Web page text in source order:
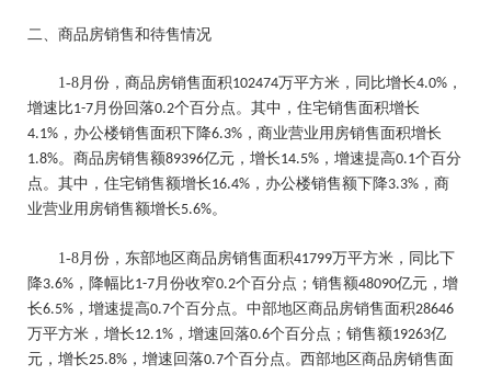
二、商品房销售和待售情况
1-8月份，商品房销售面积102474万平方米，同比增长4.0% ，
增速比1-7月份回落0.2个百分点。其中，住宅销售面积增长
4.1% ，办公楼销售面积下降6.3% ，商业营业用房销售面积增长
1.8%。商品房销售额89396亿元，增长14.5% ，增速提高0.1个百分
点。其中，住宅销售额增长16.4% ，办公楼销售额下降3.3% ，商
业营业用房销售额增长5.6%。
1-8月份，东部地区商品房销售面积41799万平方米，同比下
降3.6% ，降幅比1-7月份收窄0.2个百分点；销售额48090亿元，增
长6.5% ，增速提高0.7个百分点。中部地区商品房销售面积28646
万平方米，增长12.1% ，增速回落0.6个百分点；销售额19263亿
元，增长25.8% ，增速回落0.7个百分点。西部地区商品房销售面